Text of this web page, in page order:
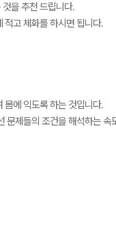
것을 추천 드립니다.
적고 체화를 하시면 됩니다.
몸에 익도록 하는 것입니다.
문제들의 조건을 해석하는 속